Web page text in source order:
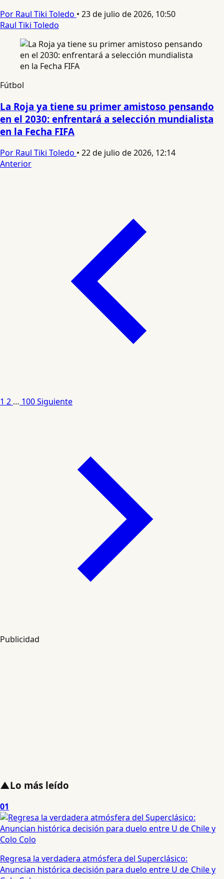
Por Raul Tiki Toledo • 23 de julio de 2026, 10:50
Raul Tiki Toledo
Fútbol
La Roja ya tiene su primer amistoso pensando
en el 2030: enfrentará a selección mundialista
en la Fecha FIFA
Por Raul Tiki Toledo • 22 de julio de 2026, 12:14
Anterior
1 2 … 100Siguiente
Publicidad
▲Lo más leído
01
Regresa la verdadera atmósfera del Superclásico:
Anuncian histórica decisión para duelo entre U de Chile y